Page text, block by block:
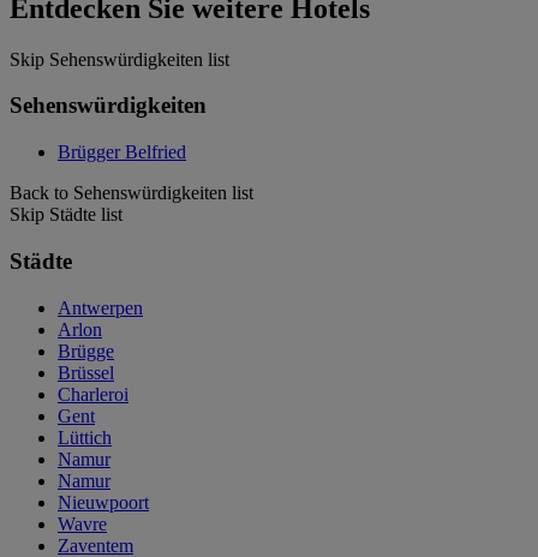
Entdecken Sie weitere Hotels
Skip Sehenswürdigkeiten list
Sehenswürdigkeiten
Brügger Belfried
Back to Sehenswürdigkeiten list
Skip Städte list
Städte
Antwerpen
Arlon
Brügge
Brüssel
Charleroi
Gent
Lüttich
Namur
Namur
Nieuwpoort
Wavre
Zaventem